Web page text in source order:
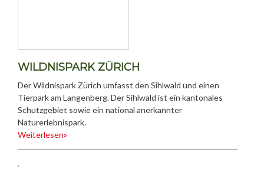
WILDNISPARK ZÜRICH
Der Wildnispark Zürich umfasst den Sihlwald und einen
Tierpark am Langenberg. Der Sihlwald ist ein kantonales
Schutzgebiet sowie ein national anerkannter
Naturerlebnispark.
Weiterlesen»